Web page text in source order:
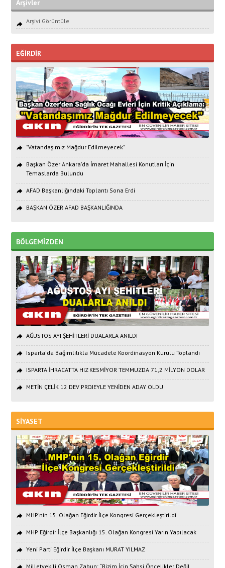
Arşivler
Arşivi Görüntüle
EĞİRDİR
"Vatandaşımız Mağdur Edilmeyecek"
Başkan Özer Ankara’da İmaret Mahallesi Konutları İçin
Temaslarda Bulundu
AFAD Başkanlığındaki Toplantı Sona Erdi
BAŞKAN ÖZER AFAD BAŞKANLIĞINDA
BÖLGEMİZDEN
AĞUSTOS AYI ŞEHİTLERİ DUALARLA ANILDI
Isparta'da Bağımlılıkla Mücadele Koordinasyon Kurulu Toplandı
ISPARTA İHRACATTA HIZ KESMİYOR TEMMUZDA 71,2 MİLYON DOLAR
METİN ÇELİK 12 DEV PROJEYLE YENİDEN ADAY OLDU
SİYASET
MHP'nin 15. Olağan Eğirdir İlçe Kongresi Gerçekleştirildi
MHP Eğirdir İlçe Başkanlığı 15. Olağan Kongresi Yarın Yapılacak
Yeni Parti Eğirdir İlçe Başkanı MURAT YILMAZ
Milletvekili Osman Zabun: “Bizim İçin Şahsi Öncelikler Değil